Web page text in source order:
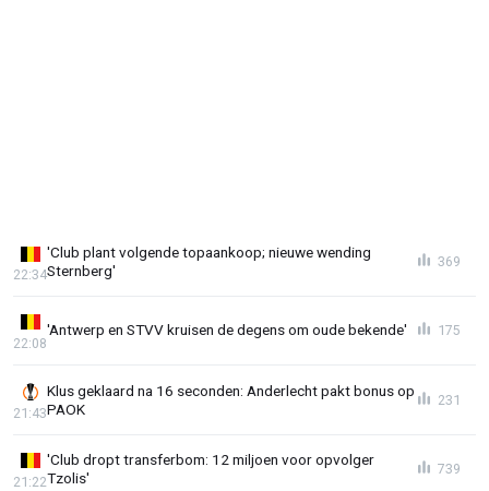
'Club plant volgende topaankoop; nieuwe wending
Sternberg'
22:34
369
'Antwerp en STVV kruisen de degens om oude bekende'
22:08
175
Klus geklaard na 16 seconden: Anderlecht pakt bonus op
PAOK
21:43
231
'Club dropt transferbom: 12 miljoen voor opvolger
Tzolis'
21:22
739